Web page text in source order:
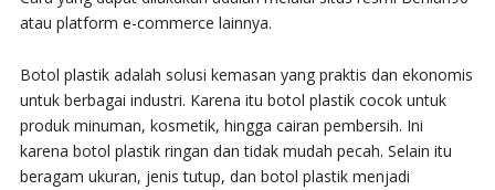
atau platform e-commerce lainnya.
Botol plastik adalah solusi kemasan yang praktis dan ekonomis
untuk berbagai industri. Karena itu botol plastik cocok untuk
produk minuman, kosmetik, hingga cairan pembersih. Ini
karena botol plastik ringan dan tidak mudah pecah. Selain itu
beragam ukuran, jenis tutup, dan botol plastik menjadi